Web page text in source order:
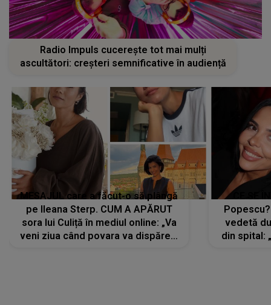
Radio Impuls cucerește tot mai mulți
ascultători: creșteri semnificative în audiență
MESAJUL care a făcut-o să plângă
pe Ileana Sterp. CUM A APĂRUT
sora lui Culiță în mediul online: „Va
veni ziua când povara va dispărea,
vedetă
din spital: